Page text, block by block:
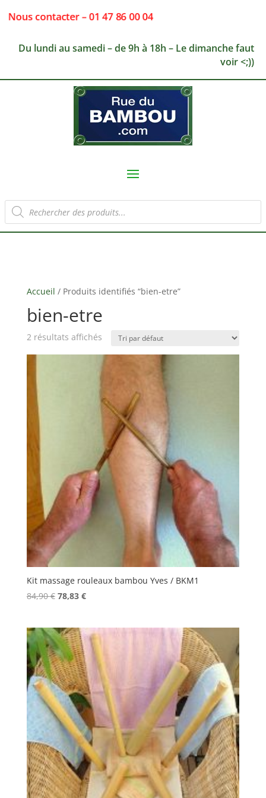
Nous contacter – 01 47 86 00 04
Du lundi au samedi – de 9h à 18h – Le dimanche faut
voir <;))
Recherche
de
produits
Accueil / Produits identifiés “bien-etre”
bien-etre
2 résultats affichés
Kit massage rouleaux bambou Yves / BKM1
84,90€ Le
était :
84,90 €.
78,83 €Le
est :
78,83 €.